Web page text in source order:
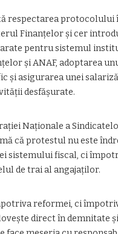
respectarea protocolului
Finanțelor și cer
pentru sistemul
și ANAF, adoptarea
și asigurarea unei
desfășurate.
Naționale a
că protestul nu este
sistemului fiscal, ci
de trai al angajaților.
reformei, ci
direct în demnitate